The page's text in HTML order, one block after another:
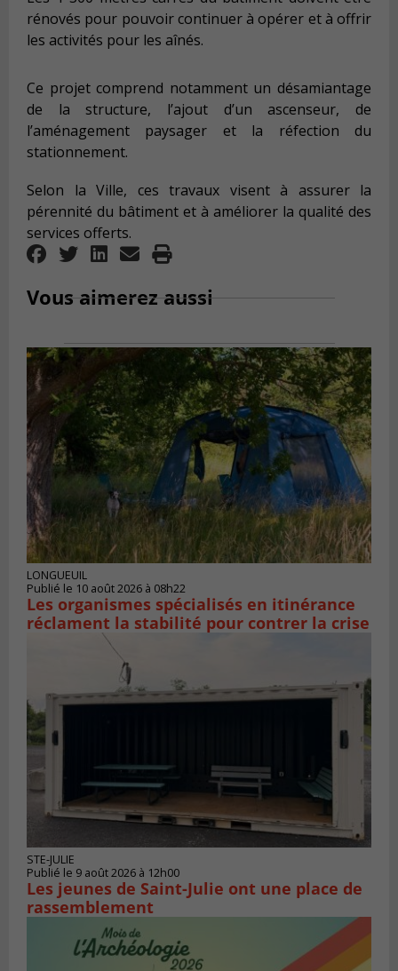
rénovés pour pouvoir continuer à opérer et à offrir
les activités pour les aînés.
Ce projet comprend notamment un désamiantage
de la structure, l’ajout d’un ascenseur, de
l’aménagement paysager et la réfection du
stationnement.
Selon la Ville, ces travaux visent à assurer la
pérennité du bâtiment et à améliorer la qualité des
services offerts.
Vous aimerez aussi
LONGUEUIL
Publié le 10 août 2026 à 08h22
Les organismes spécialisés en itinérance
réclament la stabilité pour contrer la crise
STE-JULIE
Publié le 9 août 2026 à 12h00
Les jeunes de Saint-Julie ont une place de
rassemblement